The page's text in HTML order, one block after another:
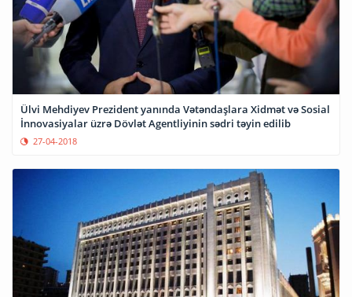
Ülvi Mehdiyev Prezident yanında Vətəndaşlara Xidmət və Sosial
İnnovasiyalar üzrə Dövlət Agentliyinin sədri təyin edilib
27-04-2018